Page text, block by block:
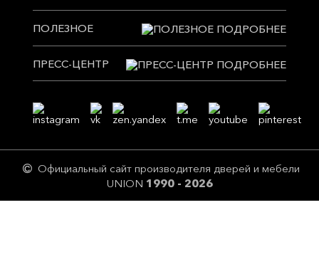
ПОЛЕЗНОЕ
ПРЕСС-ЦЕНТР
Официальный сайт производителя дверей и мебели
UNION 1990 - 2026